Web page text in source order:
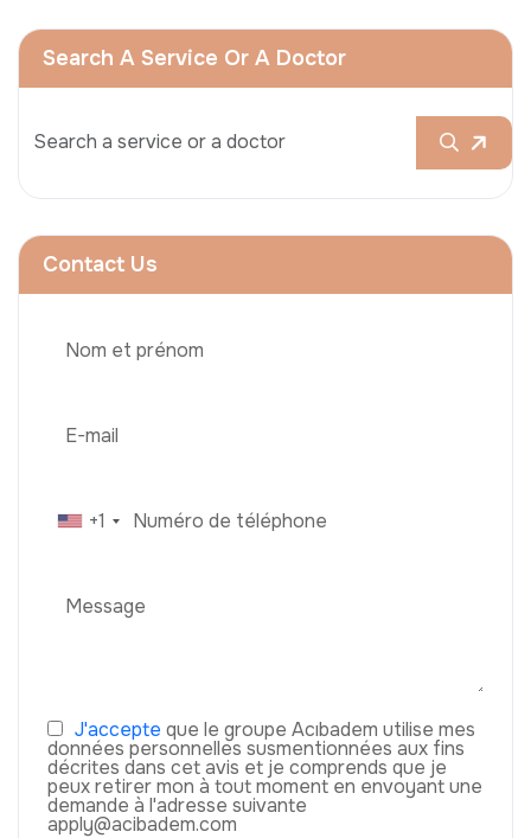
Search A Service Or A Doctor
Contact Us
+1
J'accepte que le groupe Acıbadem utilise mes
données personnelles susmentionnées aux fins
décrites dans cet avis et je comprends que je
peux retirer mon à tout moment en envoyant une
demande à l'adresse suivante
apply@acibadem.com